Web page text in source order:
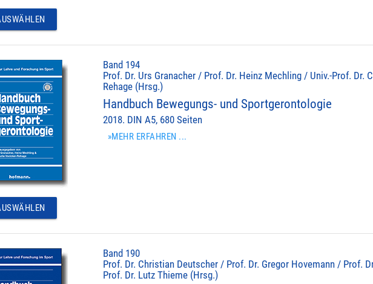
Band 194
Prof. Dr. Urs Granacher / Prof. Dr. Heinz Mechling / Univ.-Prof. Dr.
Rehage (Hrsg.)
Handbuch Bewegungs- und Sportgerontologie
2018. DIN A5, 680 Seiten
»MEHR ERFAHREN ...
Band 190
Prof. Dr. Christian Deutscher / Prof. Dr. Gregor Hovemann / Prof.
Prof. Dr. Lutz Thieme (Hrsg.)